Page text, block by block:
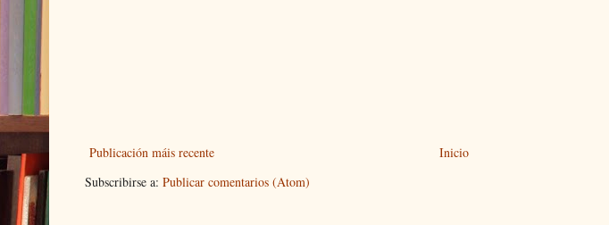
Publicación máis recente
Inicio
Subscribirse a: Publicar comentarios (Atom)